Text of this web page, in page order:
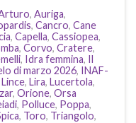
, Auriga,
, Cancro, Cane
, Capella, Cassiopea,
, Corvo, Cratere,
, Idra femmina, Il
di marzo 2026, INAF-
Lince, Lira, Lucertola,
, Orione, Orsa
, Polluce, Poppa,
, Toro, Triangolo,